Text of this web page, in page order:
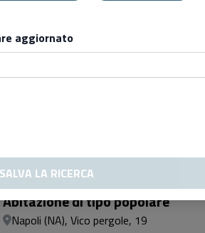
Abitazione di tipo civile
Casoria (NA), Via antonio de curtis 1
08/09/2026 - 12:00
Vendita delegata professionista
Abitazione di tipo popolare
Napoli (NA), Vico pergole, 19
aggiornato
SALVA LA RICERCA